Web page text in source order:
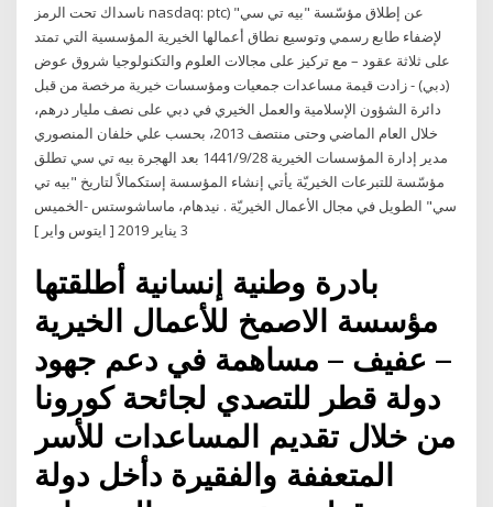
ناسداك تحت الرمز nasdaq: ptc) عن إطلاق مؤسّسة "بيه تي سي"
لإضفاء طابع رسمي وتوسيع نطاق أعمالها الخيرية المؤسسية التي تمتد
على ثلاثة عقود – مع تركيز على مجالات العلوم والتكنولوجيا شروق عوض
(دبي) - زادت قيمة مساعدات جمعيات ومؤسسات خيرية مرخصة من قبل
دائرة الشؤون الإسلامية والعمل الخيري في دبي على نصف مليار درهم،
خلال العام الماضي وحتى منتصف 2013، بحسب علي خلفان المنصوري
مدير إدارة المؤسسات الخيرية 28‏‏/9‏‏/1441 بعد الهجرة بيه تي سي تطلق
مؤسّسة للتبرعات الخيريّة يأتي إنشاء المؤسسة إستكمالاً لتاريخ "بيه تي
سي" الطويل في مجال الأعمال الخيريّة . نيدهام، ماساشوستس -الخميس
3 يناير 2019 [ ايتوس واير ]
بادرة وطنية إنسانية أطلقتها
مؤسسة الاصمخ للأعمال الخيرية
– عفيف – مساهمة في دعم جهود
دولة قطر للتصدي لجائحة كورونا
من خلال تقديم المساعدات للأسر
المتعففة والفقيرة دأخل دولة